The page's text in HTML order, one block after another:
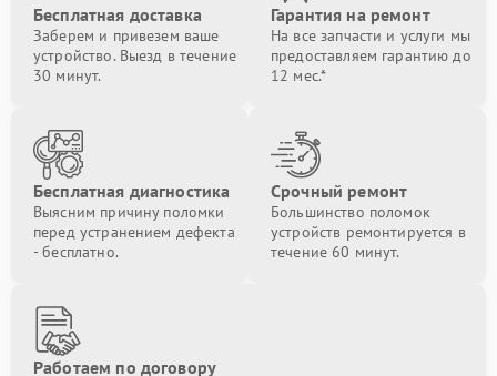
Бесплатная доставка
Заберем и привезем ваше
устройство. Выезд в течение
30 минут.
Гарантия на ремонт
На все запчасти и услуги мы
предоставляем гарантию до
12 мес.*
Бесплатная диагностика
Выясним причину поломки
перед устранением дефекта
- бесплатно.
Срочный ремонт
Большинство поломок
устройств ремонтируется в
течение 60 минут.
Работаем по договору